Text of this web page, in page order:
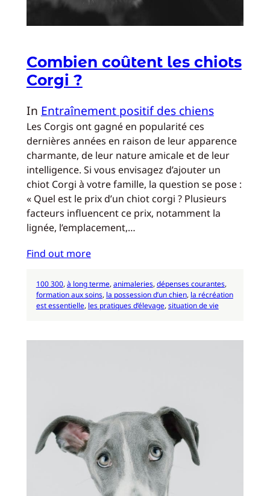
Combien coûtent les chiots
Corgi ?
In Entraînement positif des chiens
Les Corgis ont gagné en popularité ces
dernières années en raison de leur apparence
charmante, de leur nature amicale et de leur
intelligence. Si vous envisagez d’ajouter un
chiot Corgi à votre famille, la question se pose :
« Quel est le prix d’un chiot corgi ? Plusieurs
facteurs influencent ce prix, notamment la
lignée, l’emplacement,…
Find out more
100 300, à long terme, animaleries, dépenses courantes
formation aux soins, la possession d’un chien, la récréation
est essentielle, les pratiques d’élevage, situation de vie